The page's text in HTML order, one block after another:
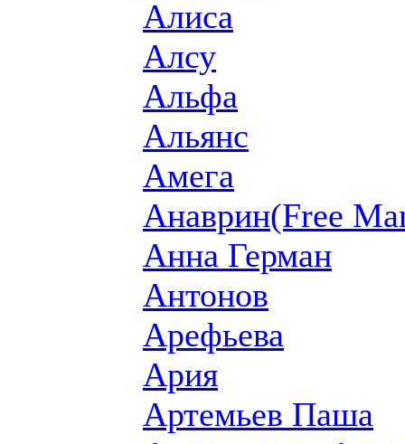
Алиса
Алсу
Альфа
Альянс
Амега
Анаврин(Free
Анна Герман
Антонов
Арефьева
Ария
Артемьев Паша